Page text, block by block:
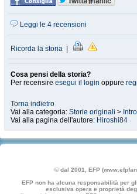
Leggi le 4 recensioni
Ricorda la storia
Cosa pensi della storia?
Per recensire esegui il login oppure
Torna indietro
Vai alla categoria: Storie originali >
Vai alla pagina dell'autore: Hiroshi84
© dal 2001, EFP
EFP non ha alcuna responsabilità per
esclusiva opera e proprietà